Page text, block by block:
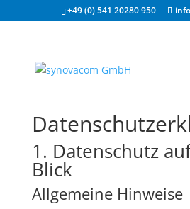
+49 (0) 541 20280 950
1. Datenschutz
Blick
Allgemeine Hinweise